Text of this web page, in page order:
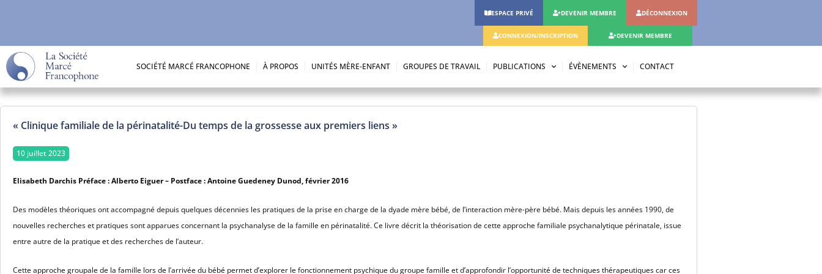
ESPACE PRIVÉ DEVENIR MEMBRE DÉCONNEXION
CONNEXION/INSCRIPTION DEVENIR MEMBRE
SOCIÉTÉ MARCÉ FRANCOPHONE À PROPOS UNITÉS MÈRE-ENFANT GROUPES DE TRAVAIL PUBLICATIONS ÉVÈNEMENTS CONTACT
« Clinique familiale de la périnatalité-Du temps de la grossesse aux premiers liens »
10 juillet 2023
Elisabeth Darchis Préface : Alberto Eiguer – Postface : Antoine Guedeney Dunod, février 2016
Des modèles théoriques ont accompagné depuis quelques décennies les pratiques de la prise en charge de la dyade mère bébé, de l’interaction mère-père bébé. Mais depuis les années 1990, de
nouvelles recherches et pratiques sont apparues concernant la psychanalyse de la famille en périnatalité. Ce livre décrit la théorisation de cette approche familiale psychanalytique périnatale, issue
entre autre de la pratique et des recherches de l’auteur.
Cette approche groupale de la famille lors de l’arrivée du bébé permet d’explorer le fonctionnement psychique du groupe famille et d’approfondir l’opportunité de techniques thérapeutiques car ces